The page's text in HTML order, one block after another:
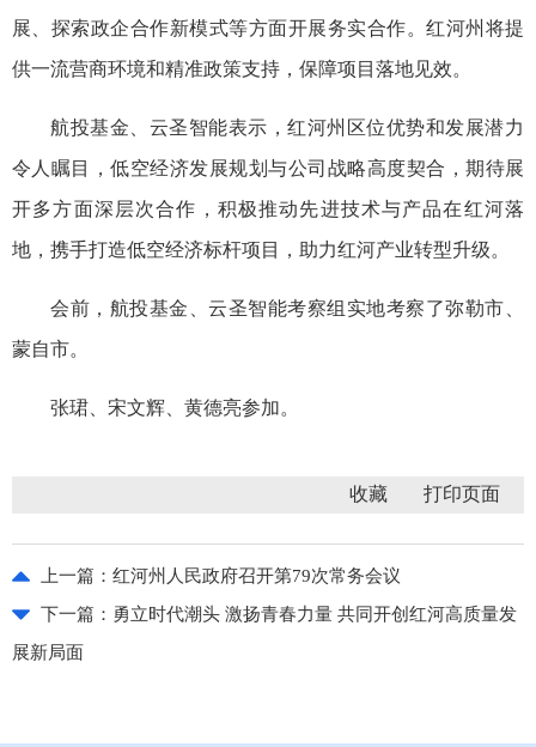
展、探索政企合作新模式等方面开展务实合作。红河州将提
供一流营商环境和精准政策支持，保障项目落地见效。
航投基金、云圣智能表示，红河州区位优势和发展潜力
令人瞩目，低空经济发展规划与公司战略高度契合，期待展
开多方面深层次合作，积极推动先进技术与产品在红河落
地，携手打造低空经济标杆项目，助力红河产业转型升级。
会前，航投基金、云圣智能考察组实地考察了弥勒市、
蒙自市。
张珺、宋文辉、黄德亮参加。
收藏
上一篇： 红河州人民政府召开第79次常务会议
下一篇： 勇立时代潮头 激扬青春力量 共同开创红河高质量发
展新局面